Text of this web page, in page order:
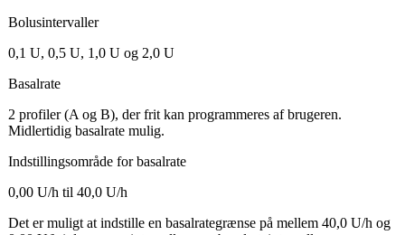
Bolusintervaller
0,1 U, 0,5 U, 1,0 U og 2,0 U
Basalrate
2 profiler (A og B), der frit kan programmeres af brugeren.
Midlertidig basalrate mulig.
Indstillingsområde for basalrate
0,00 U/h til 40,0 U/h
Det er muligt at indstille en basalrategrænse på mellem 40,0 U/h og